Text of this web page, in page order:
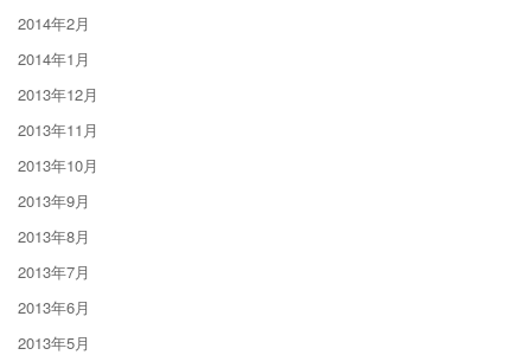
2014年2月
2014年1月
2013年12月
2013年11月
2013年10月
2013年9月
2013年8月
2013年7月
2013年6月
2013年5月